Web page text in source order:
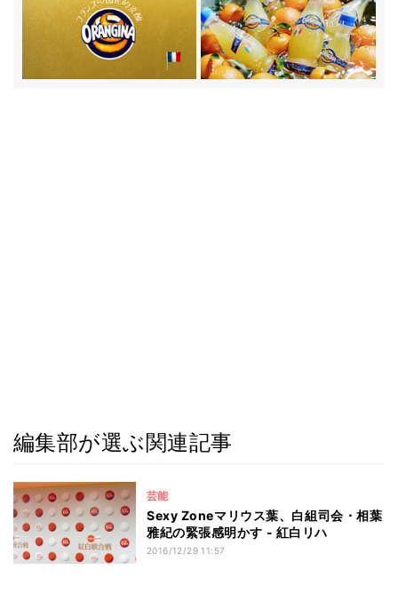
編集部が選ぶ関連記事
芸能
Sexy Zoneマリウス葉、白組司会・相葉
雅紀の緊張感明かす - 紅白リハ
2016/12/29 11:57